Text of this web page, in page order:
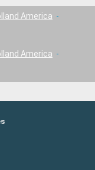
America
America